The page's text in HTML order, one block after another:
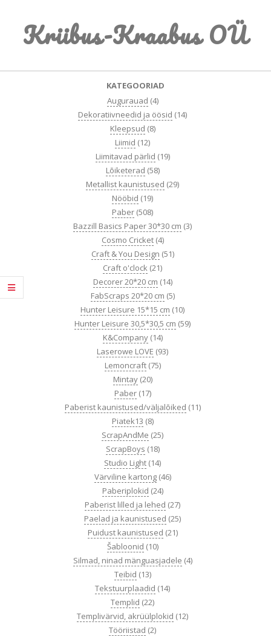
contentKriibus-Kraabus OÜ
KATEGOORIAD
Augurauad (4)
Dekoratiivneedid ja öösid (14)
Kleepsud (8)
Liimid (12)
Liimitavad pärlid (19)
Lõiketerad (58)
Metallist kaunistused (29)
Nööbid (19)
Paber (508)
Bazzill Basics Paper 30*30 cm (3)
Cosmo Cricket (4)
Craft & You Design (51)
Craft o'clock (21)
Decorer 20*20 cm (14)
FabScraps 20*20 cm (5)
Hunter Leisure 15*15 cm (10)
Hunter Leisure 30,5*30,5 cm (59)
K&Company (14)
Laserowe LOVE (93)
Lemoncraft (75)
Mintay (20)
Paber (17)
Paberist kaunistused/väljalõiked (11)
Piatek13 (8)
ScrapAndMe (25)
ScrapBoys (18)
Studio Light (14)
Värviline kartong (46)
Paberiplokid (24)
Paberist lilled ja lehed (27)
Paelad ja kaunistused (25)
Puidust kaunistused (21)
Šabloonid (10)
Silmad, ninad mänguasjadele (4)
Teibid (13)
Tekstuurplaadid (14)
Templid (22)
Templivärvid, akrüülplokid (12)
Tööriistad (2)